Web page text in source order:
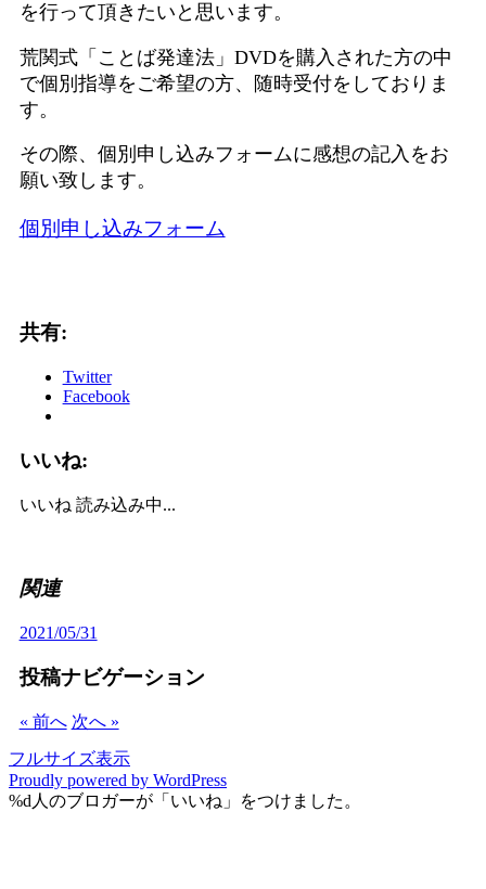
を行って頂きたいと思います。
荒関式「ことば発達法」DVDを購入された方の中
で個別指導をご希望の方、随時受付をしておりま
す。
その際、個別申し込みフォームに感想の記入をお
願い致します。
個別申し込みフォーム
共有:
Twitter
Facebook
いいね:
いいね 読み込み中...
関連
2021/05/31
投稿ナビゲーション
« 前へ 次へ »
フルサイズ表示
Proudly powered by WordPress
%d 人のブロガーが「いいね」をつけました。